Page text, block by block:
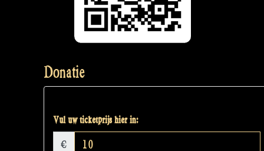
Donatie
Vul uw ticketprijs hier in:
€